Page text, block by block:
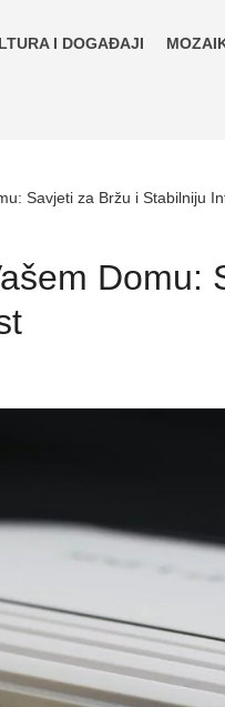
I DOGAĐAJI
Savjeti za Bržu i Stabilniju
Domu: